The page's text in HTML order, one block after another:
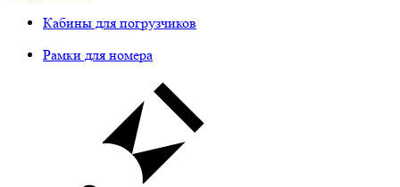
Кабины для погрузчиков
Рамки для номера